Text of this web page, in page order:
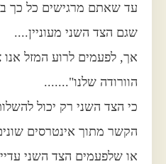
עד שאתם מרגישים כל כך
שגם הצד השני מעוניין....
אך, לפעמים לרוע המזל
הוורודה שלנו".......
כי הצד השני רק יכול
הקשר מתוך אינטרסים
או שלפעמים הצד השני